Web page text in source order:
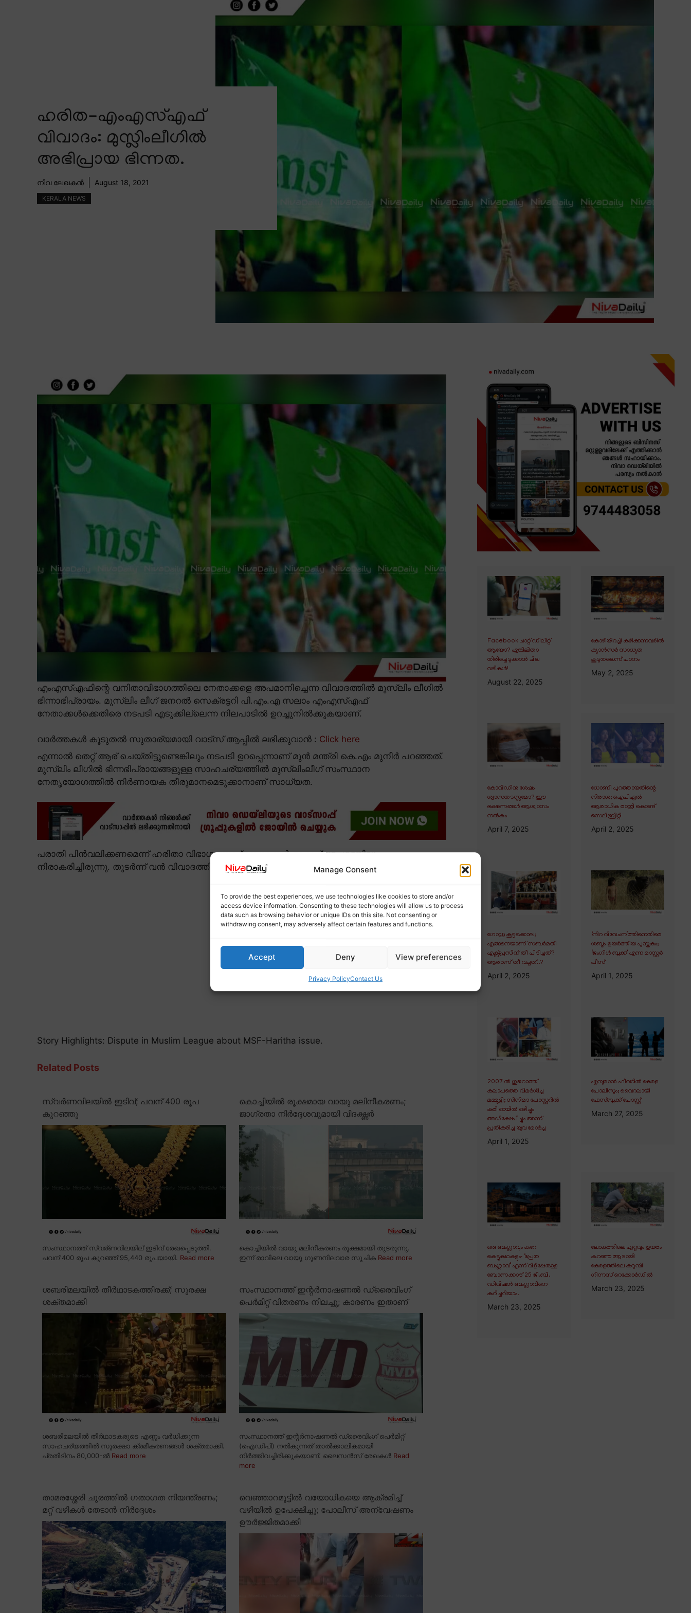
Manage Consent
To provide the best experiences, we use technologies like cookies to store and/or
access device information. Consenting to these technologies will allow us to process
data such as browsing behavior or unique IDs on this site. Not consenting or
withdrawing consent, may adversely affect certain features and functions.
Accept Deny View preferences
Privacy PolicyContact Us
ഹരിത-എംഎസ്എഫ്
വിവാദം: മുസ്ലിംലീഗിൽ
അഭിപ്രായ ഭിന്നത.
നിവ ലേഖകൻ August 18, 2021
KERALA NEWS
എംഎസ്എഫിന്റെ വനിതാവിഭാഗത്തിലെ നേതാക്കളെ അപമാനിച്ചെന്ന വിവാദത്തിൽ മുസ്ലിം ലീഗിൽ
ഭിന്നാഭിപ്രായം. മുസ്ലിം ലീഗ് ജനറൽ സെക്രട്ടറി പി.എം.എ സലാം എംഎസ്എഫ്
നേതാക്കൾക്കെതിരെ നടപടി എടുക്കില്ലെന്ന നിലപാടിൽ ഉറച്ചുനിൽക്കുകയാണ്.
വാർത്തകൾ കൂടുതൽ സുതാര്യമായി വാട്സ് ആപ്പിൽ ലഭിക്കുവാൻ : Click here
എന്നാൽ തെറ്റ് ആര് ചെയ്തിട്ടുണ്ടെങ്കിലും നടപടി ഉറപ്പെന്നാണ് മുൻ മന്ത്രി കെ.എം മുനീർ പറഞ്ഞത്.
മുസ്ലിം ലീഗിൽ ഭിന്നഭിപ്രായങ്ങളുള്ള സാഹചര്യത്തിൽ മുസ്ലിംലീഗ് സംസ്ഥാന
നേതൃയോഗത്തിൽ നിർണായക തീരുമാനമെടുക്കാനാണ് സാധ്യത.
പരാതി പിൻവലിക്കണമെന്ന് ഹരിതാ വിഭാഗത്തോട് നേതാക്കൾ ആവശ്യപ്പെട്ടെങ്കിലും
നിരാകരിച്ചിരുന്നു. തുടർന്ന് വൻ വിവാദത്തിലേക്ക് വഴിതെളിയിക്കുകയായിരുന്നു.
Story Highlights: Dispute in Muslim League about MSF-Haritha issue.
Related Posts
സ്വർണവിലയിൽ ഇടിവ്; പവന് 400 രൂപ
കുറഞ്ഞു
സംസ്ഥാനത്ത് സ്വര്ണവിലയില് ഇടിവ് രേഖപ്പെടുത്തി.
പവന് 400 രൂപ കുറഞ്ഞ് 95,440 രൂപയായി. Read more
കൊച്ചിയിൽ രൂക്ഷമായ വായു മലിനീകരണം;
ജാഗ്രതാ നിർദ്ദേശവുമായി വിദഗ്ദ്ധർ
കൊച്ചിയിൽ വായു മലിനീകരണം രൂക്ഷമായി തുടരുന്നു.
ഇന്ന് രാവിലെ വായു ഗുണനിലവാര സൂചിക Read more
ശബരിമലയിൽ തീർഥാടകത്തിരക്ക്; സുരക്ഷ
ശക്തമാക്കി
ശബരിമലയിൽ തീർഥാടകരുടെ എണ്ണം വർധിക്കുന്ന
സാഹചര്യത്തിൽ സുരക്ഷാ ക്രമീകരണങ്ങൾ ശക്തമാക്കി.
പ്രതിദിനം 80,000-ൽ Read more
സംസ്ഥാനത്ത് ഇന്റർനാഷണൽ ഡ്രൈവിംഗ്
പെർമിറ്റ് വിതരണം നിലച്ചു; കാരണം ഇതാണ്
സംസ്ഥാനത്ത് ഇന്റർനാഷണൽ ഡ്രൈവിംഗ് പെർമിറ്റ്
(ഐഡിപി) നൽകുന്നത് താൽക്കാലികമായി
നിർത്തിവച്ചിരിക്കുകയാണ്. ലൈസൻസ് രേഖകൾ Read
more
താമരശ്ശേരി ചുരത്തിൽ ഗതാഗത നിയന്ത്രണം;
മറ്റ് വഴികൾ തേടാൻ നിർദ്ദേശം
വെഞ്ഞാറമൂട്ടിൽ വയോധികയെ ആക്രമിച്ച്
വഴിയിൽ ഉപേക്ഷിച്ചു; പോലീസ് അന്വേഷണം
ഊർജ്ജിതമാക്കി
Facebook ചാറ്റ് ഡിലീറ്റ്
ആയോ? എങ്കിലിതാ
തിരിച്ചെടുക്കാൻ ചില
വഴികൾ!
August 22, 2025
കോഴിയിറച്ചി കഴിക്കുന്നവരിൽ
ക്യാൻസർ സാധ്യത
കൂടുതലെന്ന് പഠനം
May 2, 2025
കോവിഡിനു ശേഷം
ശ്വാസതടസ്സമോ? ഈ
ഭക്ഷണങ്ങൾ ആശ്വാസം
നൽകും
April 7, 2025
ധോണി പുറത്തായതിന്റെ
നിരാശ; ഐപിഎൽ
ആരാധിക രാത്രി കൊണ്ട്
സെലിബ്രിറ്റി
April 2, 2025
ഗോധ്ര കൂട്ടക്കൊല;
എങ്ങനെയാണ് സബർമതി
എക്സ്പ്രസിന് തീ പിടിച്ചത്?
ആരാണ് തീ വച്ചത്..?
April 2, 2025
‘നിറ വിവേചന’ത്തിനെതിരെ
ശബ്ദം ഉയർത്തിയ പുസ്തകം;
‘ജംഗിൾ ബുക്ക്’ എന്ന മാസ്റ്റർ
പീസ്
April 1, 2025
2007 ൽ ഗുജറാത്ത്
കലാപത്തെ വിമർശിച്ച
മമ്മൂട്ടി; സിനിമാ പോസ്റ്ററിൽ
കരി ഓയിൽ ഒഴിച്ചും
അധിക്ഷേപിച്ചും അന്ന്
പ്രതികരിച്ച യുവ മോർച്ച
April 1, 2025
എമ്പുരാൻ ഫീവറിൽ കേരള
പോലീസും; വൈറലായി
ഫേസ്ബുക്ക് പോസ്റ്റ്
March 27, 2025
ഒരു ബംഗ്ലാവും കുറേ
കെട്ടുകഥകളും∙ ‘പ്രേത
ബംഗ്ലാവ്’ എന്ന് വിളിപ്പേരുള്ള
ബോണക്കാട് 25 ജി.ബി.
ഡിവിഷൻ ബംഗ്ലാവിനെ
കുറിച്ചറിയാം.
March 23, 2025
ലോകത്തിലെ ഏറ്റവും ഉയരം
കുറഞ്ഞ ആടായി
കേരളത്തിലെ കറുമ്പി
ഗിന്നസ് റെക്കോർഡിൽ
March 23, 2025